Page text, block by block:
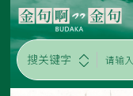
搜关键字